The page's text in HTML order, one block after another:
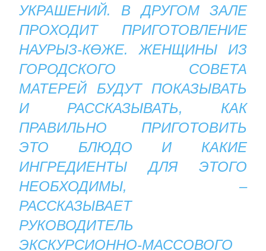
УКРАШЕНИЙ. В ДРУГОМ ЗАЛЕ
ПРОХОДИТ ПРИГОТОВЛЕНИЕ
НАУРЫЗ-КӨЖЕ. ЖЕНЩИНЫ ИЗ
ГОРОДСКОГО СОВЕТА
МАТЕРЕЙ БУДУТ ПОКАЗЫВАТЬ
И РАССКАЗЫВАТЬ, КАК
ПРАВИЛЬНО ПРИГОТОВИТЬ
ЭТО БЛЮДО И КАКИЕ
ИНГРЕДИЕНТЫ ДЛЯ ЭТОГО
НЕОБХОДИМЫ, –
РАССКАЗЫВАЕТ
РУКОВОДИТЕЛЬ
ЭКСКУРСИОННО-МАССОВОГО